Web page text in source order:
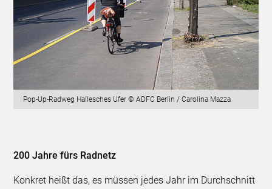
Pop-Up-Radweg Hallesches Ufer © ADFC Berlin / Carolina Mazza
200 Jahre fürs Radnetz
Konkret heißt das, es müssen jedes Jahr im Durchschnitt